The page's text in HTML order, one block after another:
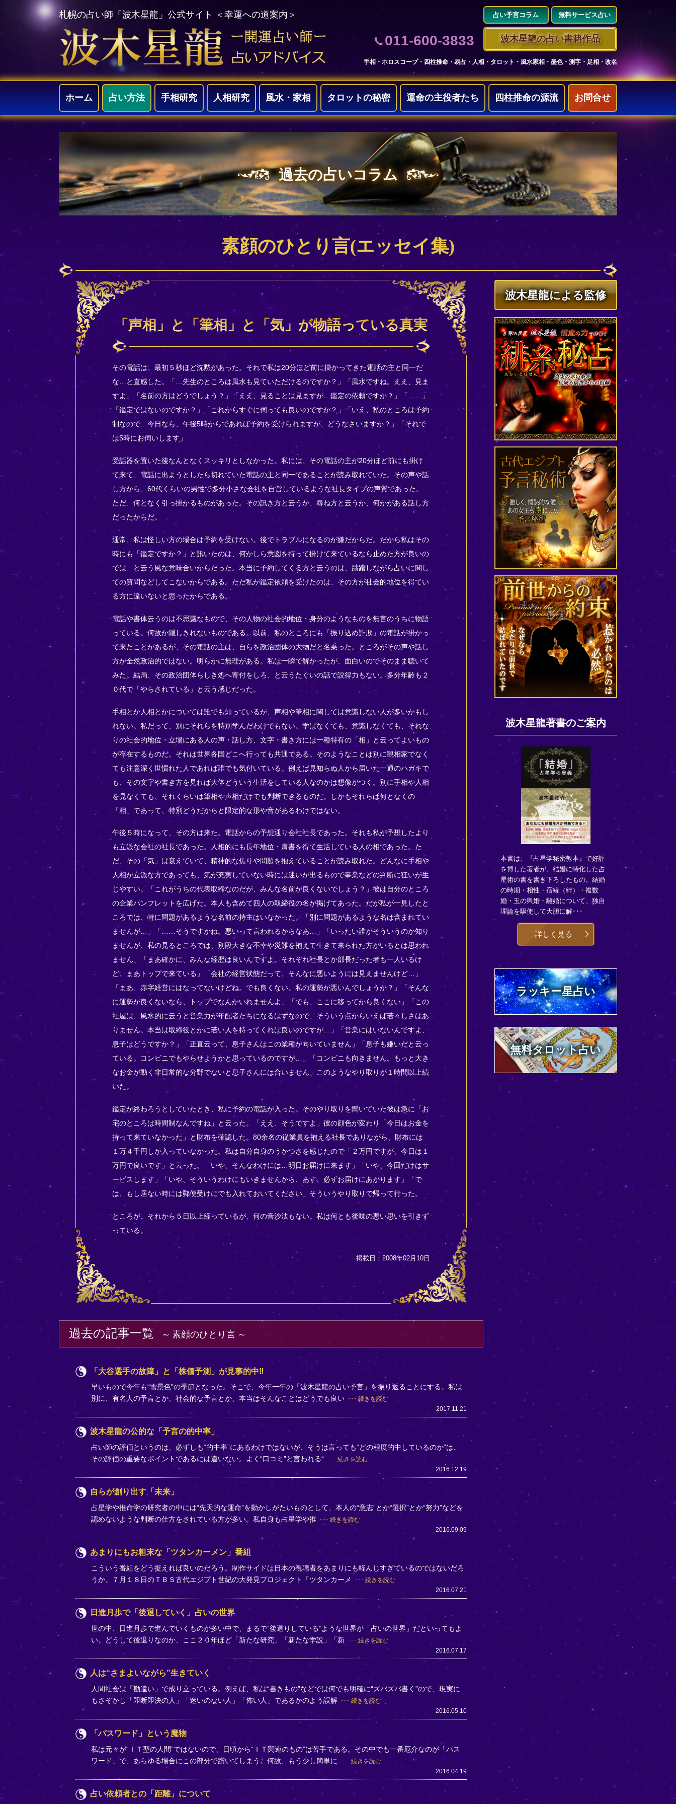
札幌の占い師「波木星龍」公式サイト ＜幸運への道案内＞
011-600-3833
占い予言コラム 無料サービス占い
波木星龍の占い書籍作品
手相・ホロスコープ・四柱推命・易占・人相・タロット・風水家相・墨色・測字・足相・改名
ホーム 占い方法 手相研究 人相研究 風水・家相 タロットの秘密 運命の主役者たち 四柱推命の源流 お問合せ
過去の占いコラム
素顔のひとり言(エッセイ集)
「声相」と「筆相」と「気」が物語っている真実
その電話は、最初５秒ほど沈黙があった。それで私は20分ほど前に掛かってきた電話の主と同一だ
な…と直感した。「…先生のところは風水も見ていただけるのですか？」「風水ですね。ええ、見ま
すよ」「名前の方はどうでしょう？」「ええ、見ることは見ますが…鑑定の依頼ですか？」「……」
「鑑定ではないのですか？」「これからすぐに伺っても良いのですか？」「いえ、私のところは予約
制なので…今日なら、午後5時からであれば予約を受けられますが、どうなさいますか？」「それで
は5時にお伺いします」
受話器を置いた後なんとなくスッキリとしなかった。私には、その電話の主が20分ほど前にも掛け
て来て、電話に出ようとしたら切れていた電話の主と同一であることが読み取れていた。その声や話
し方から、60代くらいの男性で多分小さな会社を自営しているような社長タイプの声質であった。
ただ、何となく引っ掛かるものがあった。その訊き方と云うか、尋ね方と云うか、何かがある話し方
だったからだ。
通常、私は怪しい方の場合は予約を受けない。後でトラブルになるのが嫌だからだ。だから私はその
時にも「鑑定ですか？」と訊いたのは、何かしら意図を持って掛けて来ているなら止めた方が良いの
では…と云う風な意味合いからだった。本当に予約してくる方と云うのは、躊躇しながら占いに関し
ての質問などしてこないからである。ただ私が鑑定依頼を受けたのは、その方が社会的地位を得てい
る方に違いないと思ったからである。
電話や書体云うのは不思議なもので、その人物の社会的地位・身分のようなものを無言のうちに物語
っている。何故か隠しきれないものである。以前、私のところにも「振り込め詐欺」の電話が掛かっ
て来たことがあるが、その電話の主は、自らを政治団体の大物だと名乗った。ところがその声や話し
方が全然政治的ではない。明らかに無理がある。私は一瞬で解かったが、面白いのでそのまま聴いて
みた。結局、その政治団体らしき処へ寄付をしろ、と云うたぐいの話で説得力もない。多分年齢も２
０代で「やらされている」と云う感じだった。
手相とか人相とかについては誰でも知っているが、声相や筆相に関しては意識しない人が多いかもし
れない。私だって、別にそれらを特別学んだわけでもない。学ばなくても、意識しなくても、それな
りの社会的地位・立場にある人の声・話し方、文字・書き方には一種特有の「相」と云ってよいもの
が存在するものだ。それは世界各国どこへ行っても共通である。そのようなことは別に観相家でなく
ても注意深く世慣れた人であれば誰でも気付いている。例えば見知らぬ人から届いた一通のハガキで
も、その文字や書き方を見れば大体どういう生活をしている人なのかは想像がつく。別に手相や人相
を見なくても、それくらいは筆相や声相だけでも判断できるものだ。しかもそれらは何となくの
「相」であって、特別どうだからと限定的な形や音があるわけではない。
午後５時になって、その方は来た。電話からの予想通り会社社長であった。それも私が予想したより
も立派な会社の社長であった。人相的にも長年地位・肩書を得て生活している人の相であった。た
だ、その「気」は衰えていて、精神的な焦りや問題を抱えていることが読み取れた。どんなに手相や
人相が立派な方であっても、気が充実していない時には迷いが出るもので事業などの判断に狂いが生
じやすい。「これがうちの代表取締なのだが、みんな名前が良くないでしょう？」彼は自分のところ
の企業パンフレットを広げた。本人も含めて四人の取締役の名が掲げてあった。だが私が一見したと
ころでは、特に問題があるような名前の持主はいなかった。「別に問題があるような名は含まれてい
ませんが…」「……そうですかね。悪いって言われるからなあ…」「いったい誰がそういうのか知り
ませんが、私の見るところでは、別段大きな不幸や災難を抱えて生きて来られた方がいるとは思われ
ません」「まあ確かに、みんな経歴は良いんですよ。それぞれ社長とか部長だった者も一人いるけ
ど、まあトップで来ている」「会社の経営状態だって、そんなに悪いようには見えませんけど…」
「まあ、赤字経営にはなってないけどね。でも良くない。私の運勢が悪いんでしょうか？」「そんな
に運勢が良くないなら、トップでなんかいれませんよ」「でも、ここに移ってから良くない」「この
社屋は、風水的に云うと営業力が年配者たちになるはずなので、そういう点からいえば若々しさはあ
りません。本当は取締役とかに若い人を持ってくれば良いのですが…」「営業にはいないんですよ、
息子はどうですか？」「正直云って、息子さんはこの業種が向いていません」「息子も嫌いだと云っ
ている。コンビニでもやらせようかと思っているのですが…」「コンビニも向きません。もっと大き
なお金が動く非日常的な分野でないと息子さんには合いません」このようなやり取りが１時間以上続
いた。
鑑定が終わろうとしていたとき、私に予約の電話が入った。そのやり取りを聞いていた彼は急に「お
宅のところは時間制なんですね」と云った。「ええ、そうですよ」彼の顔色が変わり「今日はお金を
持って来ていなかった」と財布を確認した。80余名の従業員を抱える社長でありながら、財布には
１万４千円しか入っていなかった。私は自分自身のうかつさを感じたので「２万円ですが、今日は１
万円で良いです」と云った。「いや、そんなわけには…明日お届けに来ます」「いや、今回だけはサ
ービスします」「いや、そういうわけにもいきませんから、あす、必ずお届けにあがります」「で
は、もし居ない時には郵便受けにでも入れておいてください」そういうやり取りで帰って行った。
ところが、それから５日以上経っているが、何の音沙汰もない。私は何とも後味の悪い思いを引きず
っている。
掲載日：2008年02月10日
過去の記事一覧 素顔のひとり言
「大谷選手の故障」と「株価予測」が見事的中‼
早いもので今年も“雪景色”の季節となった。そこで、今年一年の「波木星龍の占い予言」を振り返ることにする。私は
別に、有名人の予言とか、社会的な予言とか、本当はそんなことはどうでも良い
続きを読む
2017.11.21
波木星龍の公的な「予言の的中率」
占い師の評価というのは、必ずしも“的中率”にあるわけではないが、そうは言っても“どの程度的中しているのか”は、
その評価の重要なポイントであるには違いない。よく“口コミ”と言われる“
続きを読む
2016.12.19
自らが創り出す「未来」
占星学や推命学の研究者の中には“先天的な運命”を動かしがたいものとして、本人の“意志”とか“選択”とか“努力”などを
認めないような判断の仕方をされている方が多い。私自身も占星学や推
続きを読む
2016.09.09
あまりにもお粗末な「ツタンカーメン」番組
こういう番組をどう捉えれば良いのだろう。制作サイドは日本の視聴者をあまりにも軽んじすぎているのではないだろ
うか。７月１８日のＴＢＳ古代エジプト世紀の大発見プロジェクト「ツタンカーメ
続きを読む
2016.07.21
日進月歩で「後退していく」占いの世界
世の中、日進月歩で進んでいくものが多い中で、まるで“後退りしている”ような世界が「占いの世界」だといってもよ
い。どうして後退りなのか、ここ２０年ほど「新たな研究」「新たな学説」「新
続きを読む
2016.07.17
人は“さまよいながら”生きていく
人間社会は「勘違い」で成り立っている。例えば、私は“書きもの”などでは何でも明確に“ズバズバ書く”ので、現実に
もさぞかし「即断即決の人」「迷いのない人」「怖い人」であるかのよう誤解
続きを読む
2016.05.10
「パスワード」という魔物
私は元々が“ＩＴ型の人間”ではないので、日頃から“ＩＴ関連のもの”は苦手である。その中でも一番厄介なのが「パス
ワード」で、あらゆる場合にこの部分で躓いてしまう。何故、もう少し簡単に
続きを読む
2016.04.19
占い依頼者との「距離」について
波木星龍による監修
波木星龍著書のご案内
本書は、『占星学秘密教本』で好評
を博した著者が、結婚に特化した占
星術の書を書き下ろしたもの。結婚
の時期・相性・宿縁（絆）・複数
婚・玉の輿婚・離婚について、独自
理論を駆使して大胆に解･･･
詳しく見る
ラッキー星占い
無料タロット占い